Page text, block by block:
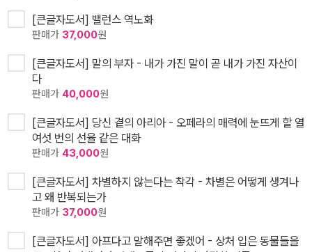
[큰글자도서] 밸런스 역노화
판매가 37,000원
[큰글자도서] 말의 부자 - 내가 가진 말이 곧 내가 가진 자산이
다
판매가 40,000원
[큰글자도서] 당신 곁의 아리아 - 오페라의 매력에 눈뜨게 할 열
여섯 번의 선율 같은 대화
판매가 43,000원
[큰글자도서] 차별하지 않는다는 착각 - 차별은 어떻게 생겨나
고 왜 반복되는가
판매가 37,000원
[큰글자도서] 아프다고 말해주면 좋겠어 - 상처 입은 동물들을